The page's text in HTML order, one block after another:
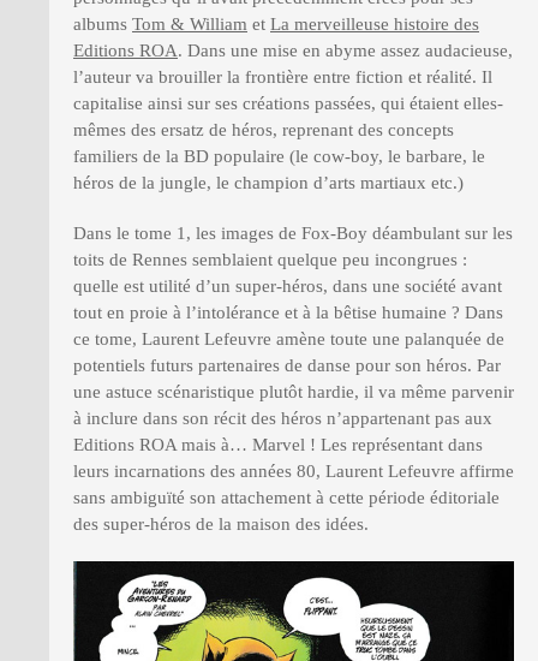
albums Tom & William et La merveilleuse histoire des
Editions ROA. Dans une mise en abyme assez audacieuse,
l’auteur va brouiller la frontière entre fiction et réalité. Il
capitalise ainsi sur ses créations passées, qui étaient elles-
mêmes des ersatz de héros, reprenant des concepts
familiers de la BD populaire (le cow-boy, le barbare, le
héros de la jungle, le champion d’arts martiaux etc.)
Dans le tome 1, les images de Fox-Boy déambulant sur les
toits de Rennes semblaient quelque peu incongrues :
quelle est utilité d’un super-héros, dans une société avant
tout en proie à l’intolérance et à la bêtise humaine ? Dans
ce tome, Laurent Lefeuvre amène toute une palanquée de
potentiels futurs partenaires de danse pour son héros. Par
une astuce scénaristique plutôt hardie, il va même parvenir
à inclure dans son récit des héros n’appartenant pas aux
Editions ROA mais à… Marvel ! Les représentant dans
leurs incarnations des années 80, Laurent Lefeuvre affirme
sans ambiguïté son attachement à cette période éditoriale
des super-héros de la maison des idées.